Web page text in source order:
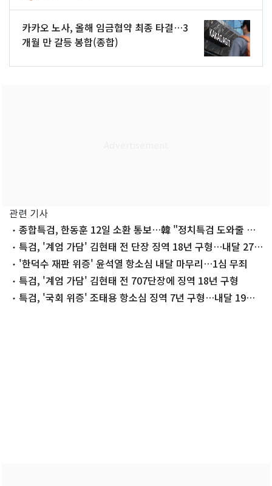
카카오 노사, 올해 임금협약 최종 타결…3
개월 만 갈등 봉합(종합)
관련 기사
종합특검, 한동훈 12일 소환 통보…韓 "정치특검 도와줄 생
각 없다"(종합)
특검, '계엄 가담' 김현태 전 단장 징역 18년 구형…내달 27일
선고(종합)
'한덕수 재판 위증' 윤석열 항소심 내달 마무리…1심 무죄
특검, '계엄 가담' 김현태 전 707단장에 징역 18년 구형
특검, '국회 위증' 조태용 항소심 징역 7년 구형…내달 19일